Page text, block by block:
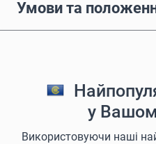
Умови та
у
Використовуючи наші